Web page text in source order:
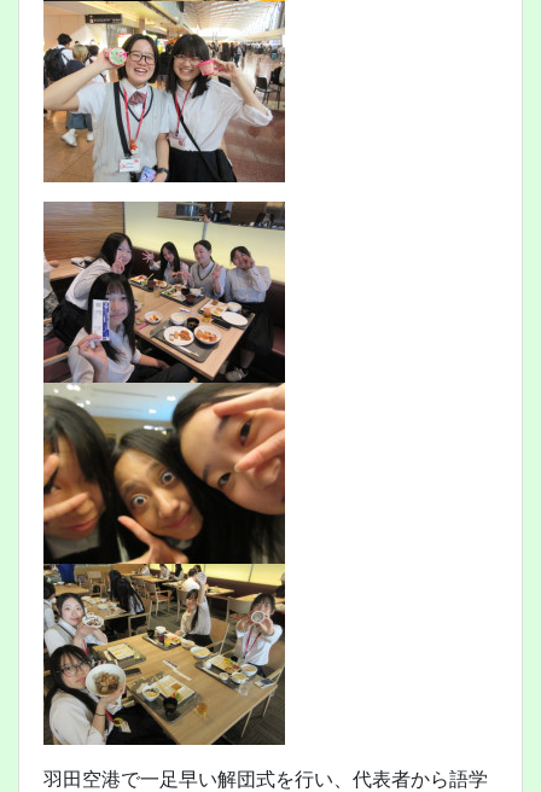
羽田空港で一足早い解団式を行い、代表者から語学